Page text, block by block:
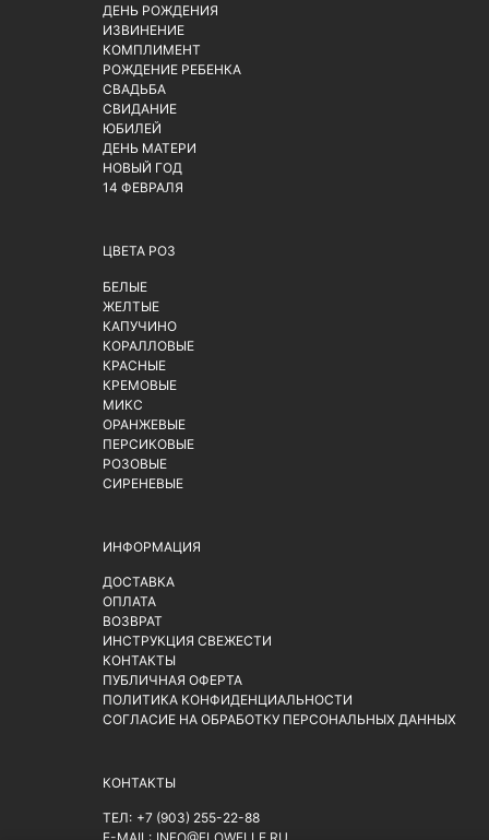
ДЕНЬ РОЖДЕНИЯ
ИЗВИНЕНИЕ
КОМПЛИМЕНТ
РОЖДЕНИЕ РЕБЕНКА
СВАДЬБА
СВИДАНИЕ
ЮБИЛЕЙ
ДЕНЬ МАТЕРИ
НОВЫЙ ГОД
14 ФЕВРАЛЯ
ЦВЕТА РОЗ
БЕЛЫЕ
ЖЕЛТЫЕ
КАПУЧИНО
КОРАЛЛОВЫЕ
КРАСНЫЕ
КРЕМОВЫЕ
МИКС
ОРАНЖЕВЫЕ
ПЕРСИКОВЫЕ
РОЗОВЫЕ
СИРЕНЕВЫЕ
ИНФОРМАЦИЯ
ДОСТАВКА
ОПЛАТА
ВОЗВРАТ
ИНСТРУКЦИЯ СВЕЖЕСТИ
КОНТАКТЫ
ПУБЛИЧНАЯ ОФЕРТА
ПОЛИТИКА КОНФИДЕНЦИАЛЬНОСТИ
СОГЛАСИЕ НА ОБРАБОТКУ ПЕРСОНАЛЬНЫХ ДАННЫХ
КОНТАКТЫ
ТЕЛ: +7 (903) 255-22-88